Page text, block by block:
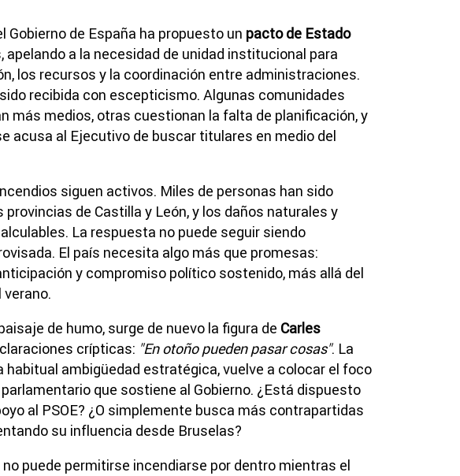
Gobierno de España ha propuesto un pacto de Estado
apelando a la necesidad de unidad institucional para
los recursos y la coordinación entre administraciones.
recibida con escepticismo. Algunas comunidades
más medios, otras cuestionan la falta de planificación, y
acusa al Ejecutivo de buscar titulares en medio del
siguen activos. Miles de personas han sido
provincias de Castilla y León, y los daños naturales y
La respuesta no puede seguir siendo
El país necesita algo más que promesas:
y compromiso político sostenido, más allá del
de humo, surge de nuevo la figura de Carles
crípticas: "En otoño pueden pasar cosas". La
habitual ambigüedad estratégica, vuelve a colocar el foco
que sostiene al Gobierno. ¿Está dispuesto
al PSOE? ¿O simplemente busca más contrapartidas
su influencia desde Bruselas?
puede permitirse incendiarse por dentro mientras el